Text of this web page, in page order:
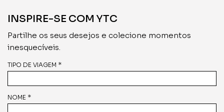
INSPIRE-SE COM YTC
Partilhe os seus desejos e colecione momentos
inesquecíveis.
TIPO DE VIAGEM *
NOME *